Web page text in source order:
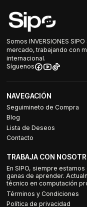
Somos INVERSIONES
mercado, trabajando con
internacional.
Síguenos
NAVEGACIÓN
Seguimineto de Compra
Blog
Lista de Deseos
Contacto
TRABAJA CON
En SIPO, siempre
ganas de aprender.
técnico en computación
Términos y Condiciones
Política de privacidad